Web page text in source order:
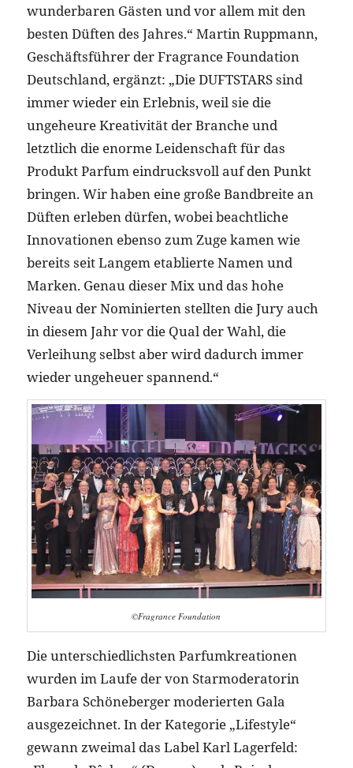
wunderbaren Gästen und vor allem mit den
besten Düften des Jahres.“ Martin Ruppmann,
Geschäftsführer der Fragrance Foundation
Deutschland, ergänzt: „Die DUFTSTARS sind
immer wieder ein Erlebnis, weil sie die
ungeheure Kreativität der Branche und
letztlich die enorme Leidenschaft für das
Produkt Parfum eindrucksvoll auf den Punkt
bringen. Wir haben eine große Bandbreite an
Düften erleben dürfen, wobei beachtliche
Innovationen ebenso zum Zuge kamen wie
bereits seit Langem etablierte Namen und
Marken. Genau dieser Mix und das hohe
Niveau der Nominierten stellten die Jury auch
in diesem Jahr vor die Qual der Wahl, die
Verleihung selbst aber wird dadurch immer
wieder ungeheuer spannend.“
©Fragrance Foundation
Die unterschiedlichsten Parfumkreationen
wurden im Laufe der von Starmoderatorin
Barbara Schöneberger moderierten Gala
ausgezeichnet. In der Kategorie „Lifestyle“
gewann zweimal das Label Karl Lagerfeld: